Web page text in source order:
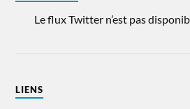
Le flux Twitter n’est pas
LIENS